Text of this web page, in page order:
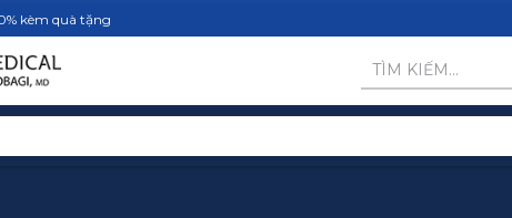
kèm quà tặng
Tìm